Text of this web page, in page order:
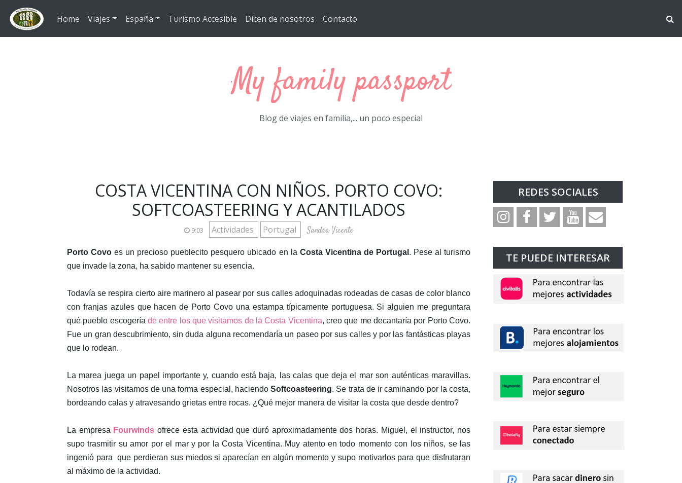
Ir al contenido principal
Home
Viajes España Turismo Accesible Dicen de nosotros Contacto
My family passport
Blog de viajes en familia,... un poco especial
COSTA VICENTINA CON NIÑOS. PORTO COVO:
SOFTCOASTEERING Y ACANTILADOS
9:03 Actividades Portugal Sandra Vicente
Porto Covo es un precioso pueblecito pesquero ubicado en la Costa Vicentina de Portugal . Pese al turismo
que invade la zona, ha sabido mantener su esencia.
Todavía se respira cierto aire marinero al pasear por sus calles adoquinadas rodeadas de casas de color blanco
con franjas azules que hacen de Porto Covo una estampa típicamente portuguesa. Si alguien me preguntara
qué pueblo escogería de entre los que visitamos de la Costa Vicentina, creo que me decantaría por Porto Covo.
Fue un gran descubrimiento, sin duda alguna recomendaría un paseo por sus calles y por las fantásticas playas
que lo rodean.
La marea juega un papel importante y, cuando está baja, las calas que deja el mar son auténticas maravillas.
Nosotros las visitamos de una forma especial, haciendo Softcoasteering. Se trata de ir caminando por la costa,
bordeando calas y atravesando grietas entre rocas. ¿Qué mejor manera de visitar la costa que desde dentro?
La empresa Fourwinds ofrece esta actividad que duró aproximadamente dos horas. Miguel, el instructor, nos
supo trasmitir su amor por el mar y por la Costa Vicentina. Muy atento en todo momento con los niños, se las
ingenió para que perdieran sus miedos si aparecían en algún momento y supo motivarlos para que disfrutaran
al máximo de la actividad.
REDES SOCIALES
TE PUEDE INTERESAR